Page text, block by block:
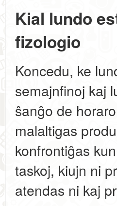
Kial lundo
fizologio
Koncedu, ke
semajnfinoj kaj
ŝanĝo de
malaltigas
konfrontiĝas
taskoj, kiujn ni
atendas ni kaj